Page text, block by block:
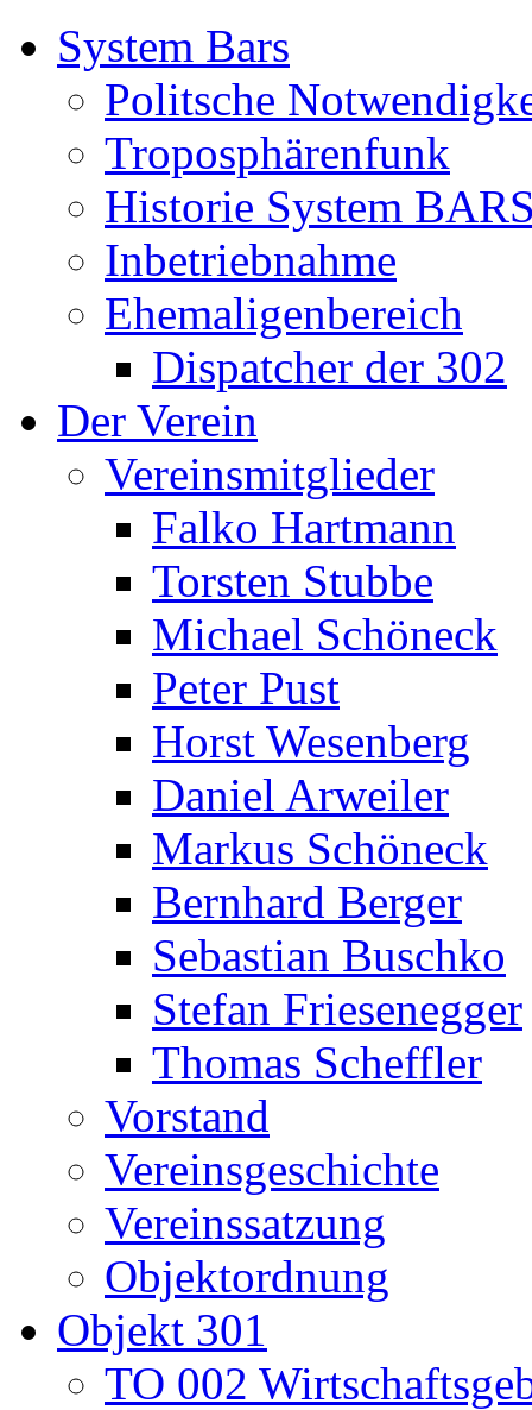
System Bars
Politsche
Troposphärenfunk
Historie System
Inbetriebnahme
Ehemaligenbereich
Dispatcher der 302
Der Verein
Vereinsmitglieder
Falko Hartmann
Torsten Stubbe
Michael Schöneck
Peter Pust
Horst Wesenberg
Daniel Arweiler
Markus Schöneck
Bernhard Berger
Sebastian Buschko
Stefan Friesenegger
Thomas Scheffler
Vorstand
Vereinsgeschichte
Vereinssatzung
Objektordnung
Objekt 301
TO 002